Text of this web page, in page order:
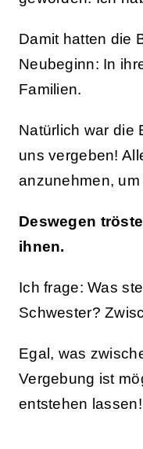
Damit hatten die
Neubeginn: In
Familien.
Natürlich war die
uns vergeben!
anzunehmen,
Deswegen
ihnen.
Ich frage: Was
Schwester?
Egal, was
Vergebung ist
entstehen lassen!